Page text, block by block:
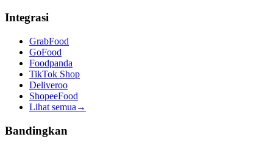
Integrasi
GrabFood
GoFood
Foodpanda
TikTok Shop
Deliveroo
ShopeeFood
Lihat semua →
Bandingkan